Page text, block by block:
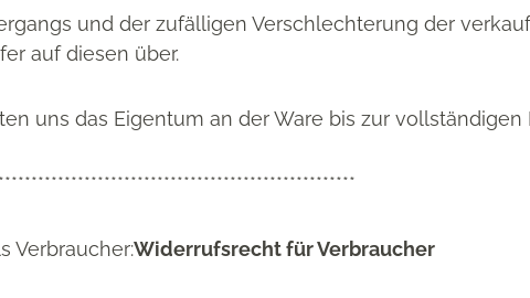
und der zufälligen Verschlechterung der
auf diesen über.
uns das Eigentum an der Ware bis zur vollständigen
Verbraucher:Widerrufsrecht für Verbraucher